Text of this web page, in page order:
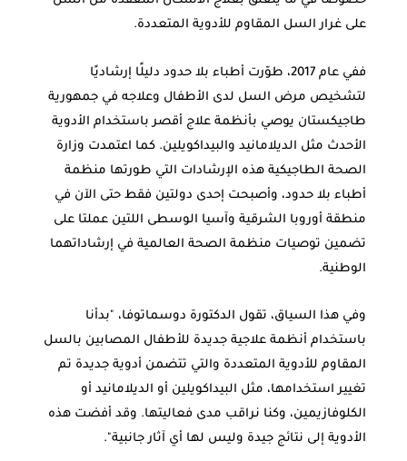
على غرار السل المقاوم للأدوية المتعددة.
ففي عام 2017، طوّرت أطباء بلا حدود دليلًا إرشاديًا
لتشخيص مرض السل لدى الأطفال وعلاجه في جمهورية
طاجيكستان يوصي بأنظمة علاج أقصر باستخدام الأدوية
الأحدث مثل الديلامانيد والبيداكويلين. كما اعتمدت وزارة
الصحة الطاجيكية هذه الإرشادات التي طورتها منظمة
أطباء بلا حدود، وأصبحت إحدى دولتين فقط حتى الآن في
منطقة أوروبا الشرقية وآسيا الوسطى اللتين عملتا على
تضمين توصيات منظمة الصحة العالمية في إرشاداتهما
الوطنية.
وفي هذا السياق، تقول الدكتورة دوسماتوفا، "بدأنا
باستخدام أنظمة علاجية جديدة للأطفال المصابين بالسل
المقاوم للأدوية المتعددة والتي تتضمن أدوية جديدة تم
تغيير استخدامها، مثل البيداكويلين أو الديلامانيد أو
الكلوفازيمين، وكنا نراقب مدى فعاليتها. وقد أفضت هذه
الأدوية إلى نتائج جيدة وليس لها أي آثار جانبية".